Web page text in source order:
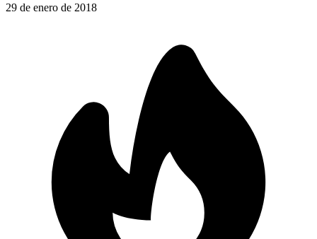
29 de enero de 2018